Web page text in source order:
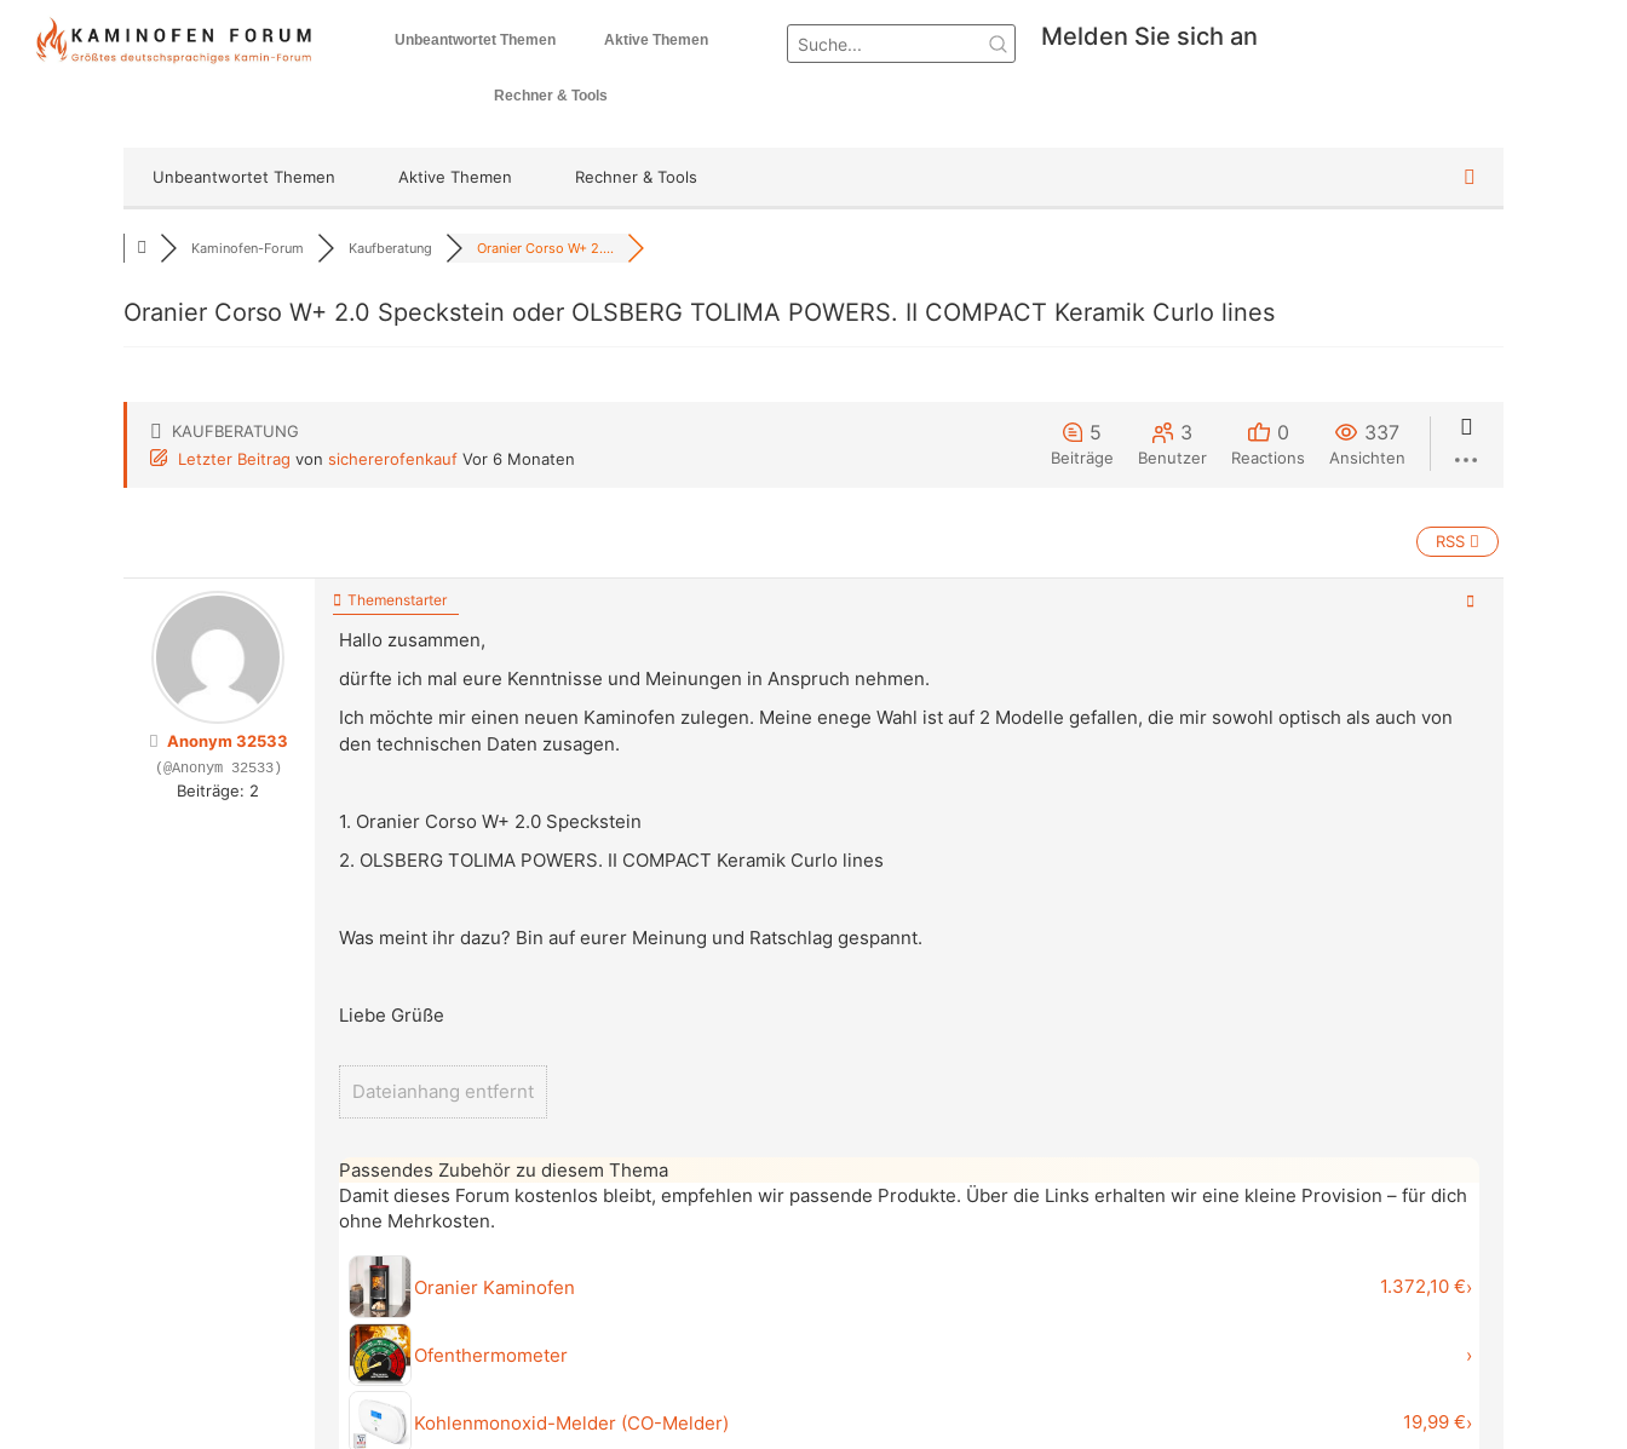
Unbeantwortet Themen Aktive Themen
Rechner & Tools
Melden Sie sich an
Unbeantwortet Themen Aktive Themen Rechner & Tools
Kaminofen-Forum Kaufberatung Oranier Corso W+ 2....
Oranier Corso W+ 2.0 Speckstein oder OLSBERG TOLIMA POWERS. II COMPACT Keramik Curlo lines
KAUFBERATUNG
Letzter Beitrag von sichererofenkauf Vor 6 Monaten
5
Beiträge
3
Benutzer
0
Reactions
337
Ansichten
RSS
Anonym 32533
(@Anonym 32533)
Beiträge: 2
Themenstarter
Hallo zusammen,
dürfte ich mal eure Kenntnisse und Meinungen in Anspruch nehmen.
Ich möchte mir einen neuen Kaminofen zulegen. Meine enege Wahl ist auf 2 Modelle gefallen, die mir sowohl optisch als auch von
den technischen Daten zusagen.
1. Oranier Corso W+ 2.0 Speckstein
2. OLSBERG TOLIMA POWERS. II COMPACT Keramik Curlo lines
Was meint ihr dazu? Bin auf eurer Meinung und Ratschlag gespannt.
Liebe Grüße
Dateianhang entfernt
Passendes Zubehör zu diesem Thema
Damit dieses Forum kostenlos bleibt, empfehlen wir passende Produkte. Über die Links erhalten wir eine kleine Provision – für dich
ohne Mehrkosten.
Oranier Kaminofen 1.372,10 €›
Ofenthermometer ›
Kohlenmonoxid-Melder (CO-Melder) 19,99 €›